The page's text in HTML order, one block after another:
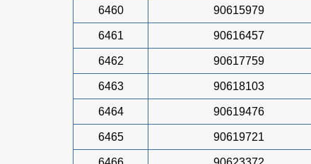
6460 90615979
6461 90616457
6462 90617759
6463 90618103
6464 90619476
6465 90619721